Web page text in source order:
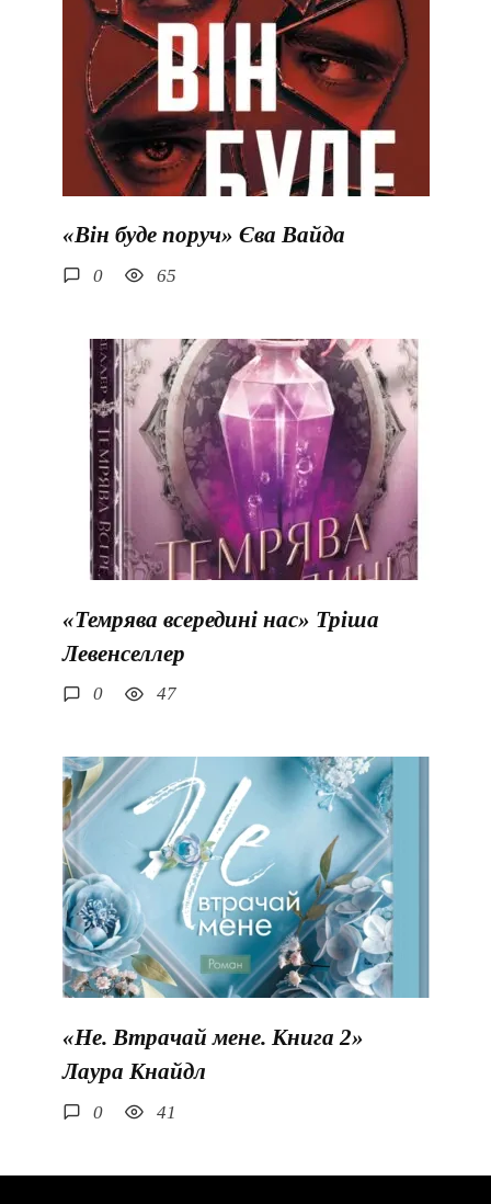
«Він буде поруч» Єва Вайда
0 65
«Темрява всередині нас» Тріша
Левенселлер
0 47
«Не. Втрачай мене. Книга 2»
Лаура Кнайдл
0 41